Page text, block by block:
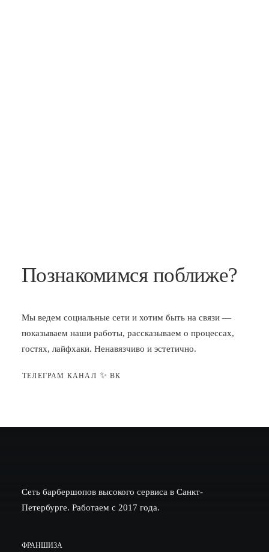
Познакомимся поближе?
Мы ведем социальные сети и хотим быть на связи —
показываем наши работы, рассказываем о процессах,
гостях, лайфхаки. Ненавязчиво и эстетично.
ТЕЛЕГРАМ КАНАЛ ✨ ВК
Сеть барбершопов высокого сервиса в Санкт-
Петербурге. Работаем с 2017 года.
ФРАНШИЗА